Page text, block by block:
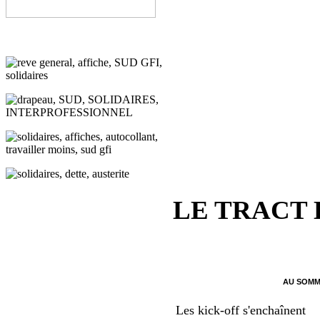
LE TRACT
AU
Les kick-off s'enchaînent